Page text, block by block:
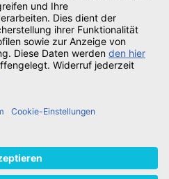
erkennen
erwerben
f.